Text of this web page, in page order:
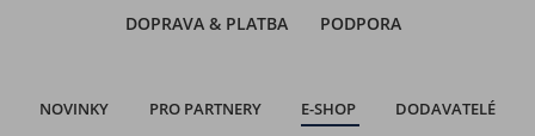
DOPRAVA & PLATBA PODPORA
NOVINKY PRO PARTNERY E-SHOP DODAVATELÉ